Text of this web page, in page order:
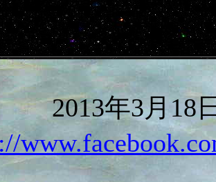
2013年3月18